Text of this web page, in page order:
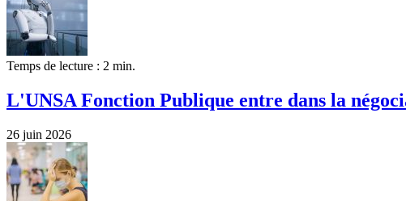
Temps de lecture : 2 min.
L'UNSA Fonction Publique entre dans la
26 juin 2026